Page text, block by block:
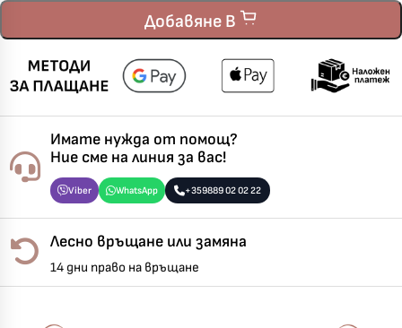
Добавяне В
Имате нужда от помощ?
Ние сме на линия за вас!
Viber WhatsApp +359889 02 02 22
Лесно връщане или замяна
14 дни право на връщане